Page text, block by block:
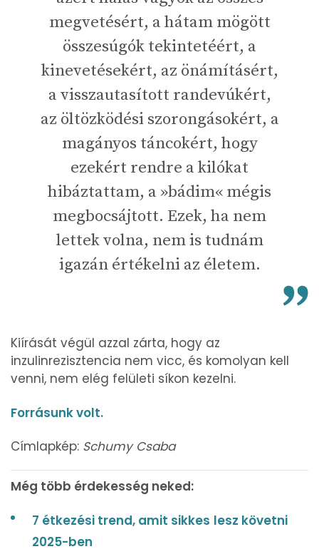
megvetésért, a hátam mögött
összesúgók tekintetéért, a
kinevetésekért, az önámításért,
a visszautasított randevúkért,
az öltözködési szorongásokért, a
magányos táncokért, hogy
ezekért rendre a kilókat
hibáztattam, a »bádim« mégis
megbocsájtott. Ezek, ha nem
lettek volna, nem is tudnám
igazán értékelni az életem.
Kiírását végül azzal zárta, hogy az
inzulinrezisztencia nem vicc, és komolyan kell
venni, nem elég felületi síkon kezelni.
Forrásunk volt.
Címlapkép: Schumy Csaba
Még több érdekesség neked:
7 étkezési trend, amit sikkes lesz követni
2025-ben